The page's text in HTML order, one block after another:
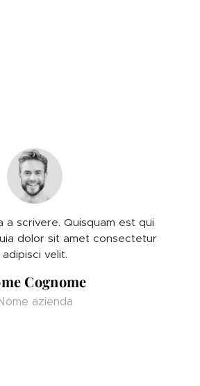
a scrivere. Quisquam est qui
dolor sit amet consectetur
adipisci velit.
Cognome
azienda